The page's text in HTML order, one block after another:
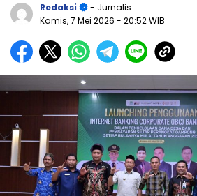
Redaksi
- Jurnalis
Kamis, 7 Mei 2026 - 20:52 WIB